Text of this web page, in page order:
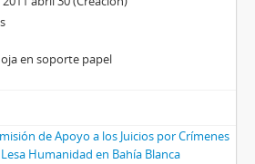
en soporte papel
de Apoyo a los Juicios por Crímenes
Humanidad en Bahía Blanca